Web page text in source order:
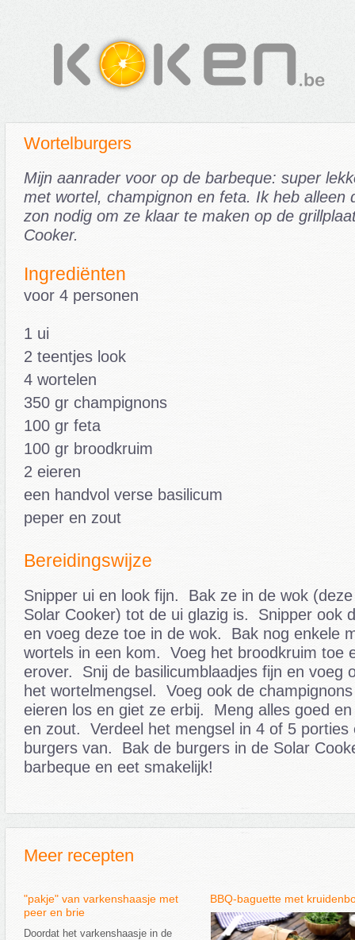
Wortelburgers
Mijn aanrader voor op de barbeque: super
met wortel, champignon en feta. Ik heb alleen
zon nodig om ze klaar te maken op de
Cooker.
Ingrediënten
voor 4 personen
1 ui
2 teentjes look
4 wortelen
350 gr champignons
100 gr feta
100 gr broodkruim
2 eieren
een handvol verse basilicum
peper en zout
Bereidingswijze
Snipper ui en look fijn. Bak ze in de wok
Solar Cooker) tot de ui glazig is. Snipper ook
en voeg deze toe in de wok. Bak nog enkele
wortels in een kom. Voeg het broodkruim toe
erover. Snij de basilicumblaadjes fijn en voeg
het wortelmengsel. Voeg ook de
eieren los en giet ze erbij. Meng alles goed
en zout. Verdeel het mengsel in 4 of 5 porties
burgers van. Bak de burgers in de Solar
barbeque en eet smakelijk!
Meer recepten
"pakje" van varkenshaasje met
peer en brie
Doordat het varkenshaasje in de
BBQ-baguette met